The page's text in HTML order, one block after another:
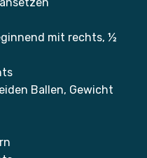
mit rechts, ½
Ballen, Gewicht